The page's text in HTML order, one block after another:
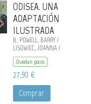
ODISEA. UNA
ADAPTACIÓN
ILUSTRADA
B. POWELL, BARRY /
LISOWIEC, JOANNA /
HOMERO, HOMERO
Quedan pocos
27,90 €
Comprar